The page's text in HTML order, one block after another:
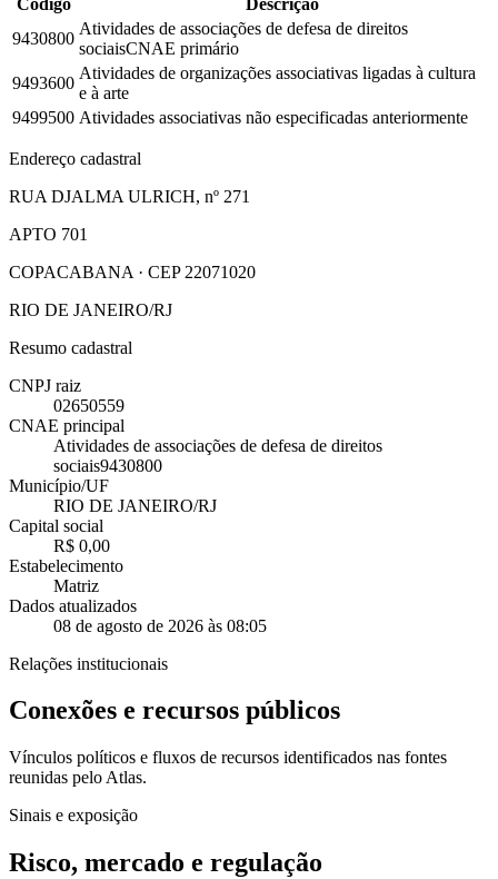
9430800
Atividades de associações de defesa de direitos
sociaisCNAE primário
9493600
Atividades de organizações associativas ligadas à cultura
e à arte
9499500 Atividades associativas não especificadas anteriormente
Endereço cadastral
RUA DJALMA ULRICH, nº 271
APTO 701
COPACABANA · CEP 22071020
RIO DE JANEIRO/RJ
Resumo cadastral
CNPJ raiz
02650559
CNAE principal
Atividades de associações de defesa de direitos
sociais9430800
Município/UF
RIO DE JANEIRO/RJ
Capital social
R$ 0,00
Estabelecimento
Matriz
Dados atualizados
08 de agosto de 2026 às 08:05
Relações institucionais
Conexões e recursos públicos
Vínculos políticos e fluxos de recursos identificados nas fontes
reunidas pelo Atlas.
Sinais e exposição
Risco, mercado e regulação